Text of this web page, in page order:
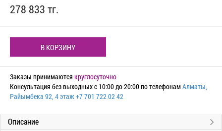
278 833 тг.
В КОРЗИНУ
Заказы принимаются круглосуточно
Консультация без выходных с 10:00 до 20:00 по телефонамАлматы,
Райымбека 92, 4 этаж+7 701 722 02 42
Описание